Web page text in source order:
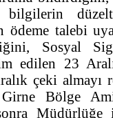
bilgilerin
ödeme talebi
Sosyal
edilen 23
çeki almayı
Bölge
Müdürlüğe